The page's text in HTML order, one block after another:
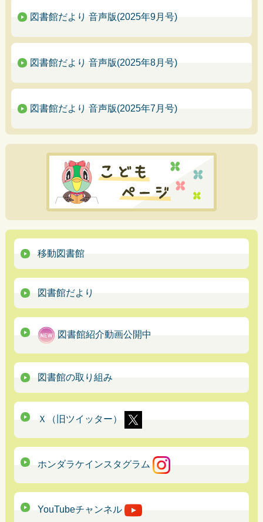
図書館だより 音声版(2025年9月号)
図書館だより 音声版(2025年8月号)
図書館だより 音声版(2025年7月号)
移動図書館
図書館だより
図書館紹介動画公開中
図書館の取り組み
Ｘ（旧ツイッター）
ホンダラケインスタグラム
YouTubeチャンネル